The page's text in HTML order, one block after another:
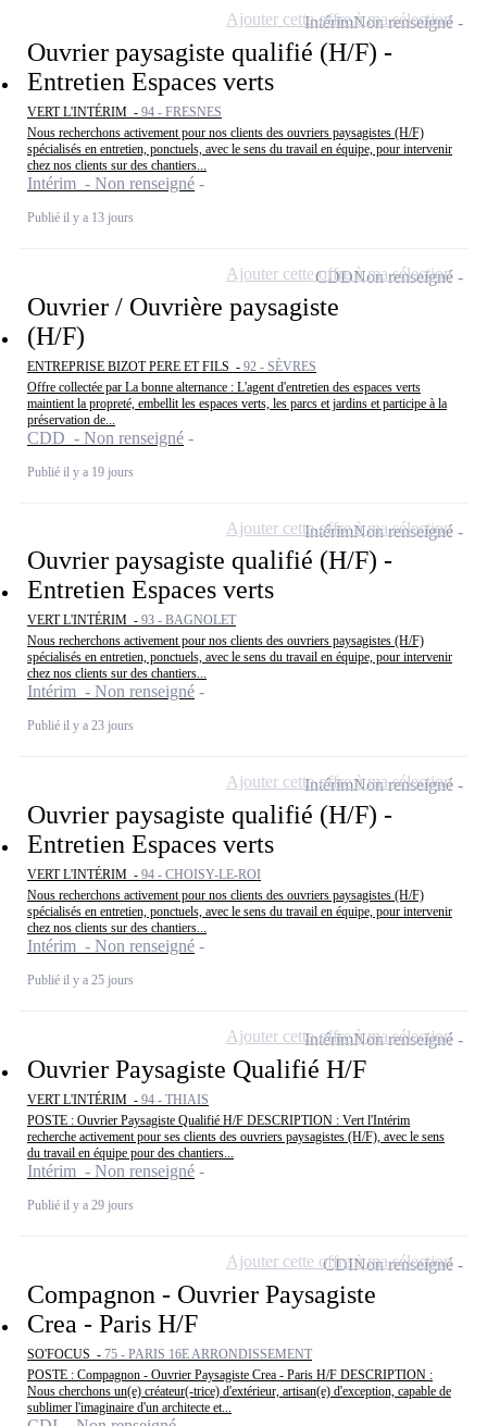
Ouvrier paysagiste qualifié (H/F) -
Entretien Espaces verts
VERT L'INTÉRIM - 94 - FRESNES
Nous recherchons activement pour nos clients des ouvriers paysagistes (H/F)
spécialisés en entretien, ponctuels, avec le sens du travail en équipe, pour intervenir
chez nos clients sur des chantiers...
Intérim - Non renseigné
Publié il y a 13 jours
IntérimNon renseigné
Ajouter cette offre à ma sélection
Ouvrier / Ouvrière paysagiste
(H/F)
ENTREPRISE BIZOT PERE ET FILS - 92 - SÈVRES
Offre collectée par La bonne alternance : L'agent d'entretien des espaces verts
maintient la propreté, embellit les espaces verts, les parcs et jardins et participe à la
préservation de...
CDD - Non renseigné
Publié il y a 19 jours
CDDNon renseigné
Ajouter cette offre à ma sélection
Ouvrier paysagiste qualifié (H/F) -
Entretien Espaces verts
VERT L'INTÉRIM - 93 - BAGNOLET
Nous recherchons activement pour nos clients des ouvriers paysagistes (H/F)
spécialisés en entretien, ponctuels, avec le sens du travail en équipe, pour intervenir
chez nos clients sur des chantiers...
Intérim - Non renseigné
Publié il y a 23 jours
IntérimNon renseigné
Ajouter cette offre à ma sélection
Ouvrier paysagiste qualifié (H/F) -
Entretien Espaces verts
VERT L'INTÉRIM - 94 - CHOISY-LE-ROI
Nous recherchons activement pour nos clients des ouvriers paysagistes (H/F)
spécialisés en entretien, ponctuels, avec le sens du travail en équipe, pour intervenir
chez nos clients sur des chantiers...
Intérim - Non renseigné
Publié il y a 25 jours
IntérimNon renseigné
Ajouter cette offre à ma sélection
Ouvrier Paysagiste Qualifié H/F
VERT L'INTÉRIM - 94 - THIAIS
POSTE : Ouvrier Paysagiste Qualifié H/F DESCRIPTION : Vert l'Intérim
recherche activement pour ses clients des ouvriers paysagistes (H/F), avec le sens
du travail en équipe pour des chantiers...
Intérim - Non renseigné
Publié il y a 29 jours
IntérimNon renseigné
Ajouter cette offre à ma sélection
Compagnon - Ouvrier Paysagiste
Crea - Paris H/F
SO'FOCUS - 75 - PARIS 16E ARRONDISSEMENT
POSTE : Compagnon - Ouvrier Paysagiste Crea - Paris H/F DESCRIPTION :
Nous cherchons un(e) créateur(-trice) d'extérieur, artisan(e) d'exception, capable de
sublimer l'imaginaire d'un architecte et...
CDINon renseigné
Ajouter cette offre à ma sélection